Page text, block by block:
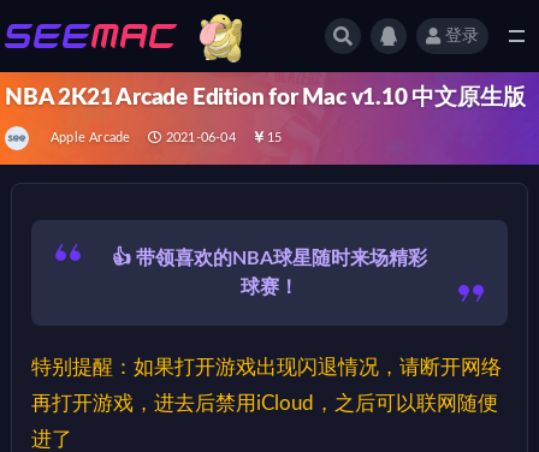
登录
NBA 2K21 Arcade Edition for Mac v1.10 中文原生版
Apple Arcade 2021-06-04 15
👍 带领喜欢的NBA球星随时来场精彩
球赛！
特别提醒：如果打开游戏出现闪退情况，请断开网络
再打开游戏，进去后禁用iCloud，之后可以联网随便
进了